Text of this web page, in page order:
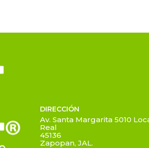
DIRECCIÓN
Av. Santa Margarita 5010
Real
45136
Zapopan, JAL.